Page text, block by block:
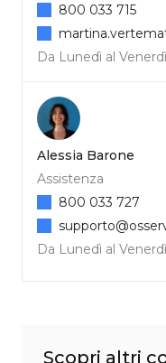
Da Lunedì al
800 033 715
Alessia Barone
Assistenza
Da Lunedì al
800 033 727
Scopri altri